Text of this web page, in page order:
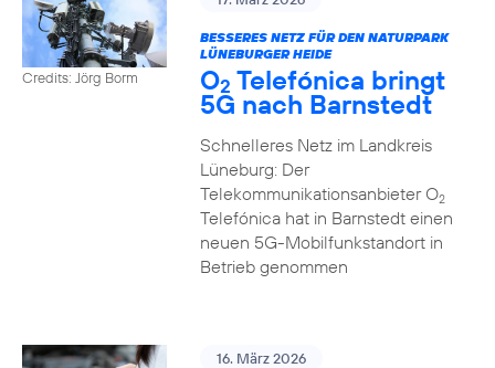
Credits: Jörg Borm
BESSERES NETZ FÜR DEN NATURPARK
LÜNEBURGER HEIDE
O2 Telefónica bringt
5G nach Barnstedt
Schnelleres Netz im Landkreis
Lüneburg: Der
Telekommunikationsanbieter O2
Telefónica hat in Barnstedt einen
neuen 5G-Mobilfunkstandort in
Betrieb genommen
16. März 2026